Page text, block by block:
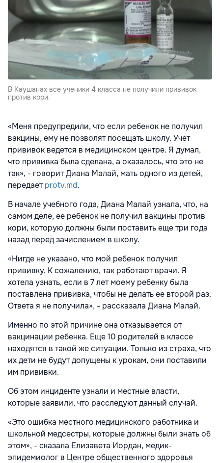
В Каушанах все ученики 4 класса не получили прививок
против кори.
«Меня предупредили, что если ребенок не получил
вакцины, ему не позволят посещать школу. Учет
прививок ведется в медицинском центре. Я думал,
что прививка была сделана, а оказалось, что это не
так», - говорит Диана Малай, мать одного из детей,
передаетprotv.md.
В начале учебного года, Диана Малай узнала, что, на
самом деле, ее ребенок не получил вакцины против
кори, которую должны были поставить еще три года
назад перед зачислением в школу.
«Нигде не указано, что мой ребенок получил
прививку. К сожалению, так работают врачи. Я
хотела узнать, если в 7 лет моему ребенку была
поставлена прививка, чтобы не делать ее второй раз.
Ответа я не получила», - рассказала Диана Малай.
Именно по этой причине она отказывается от
вакцинации ребенка. Еще 10 родителей в классе
находятся в такой же ситуации. Только из страха, что
их дети не будут допущены к урокам, они поставили
им прививки.
Об этом инциденте узнали и местные власти,
которые заявили, что расследуют данный случай.
«Это ошибка местного медицинского работника и
школьной медсестры, которые должны были знать об
этом», - сказала Елизавета Иордан, медик-
эпидемиолог в Центре общественного здоровья